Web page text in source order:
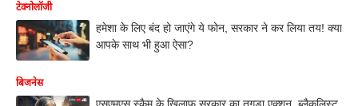
टेक्नोलॉजी
हमेशा के लिए बंद हो जाएंगे ये फोन, सरकार ने कर लिया तय! क्या
आपके साथ भी हुआ ऐसा?
बिजनेस